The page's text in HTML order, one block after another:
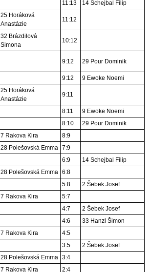
11:13 14 Schejbal Filip
25 Horáková
Anastázie
11:12
32 Brázdilová
Simona
10:12
9:12 29 Pour Dominik
9:12 9 Ewoke Noemi
25 Horáková
Anastázie
9:11
8:11
9 Ewoke Noemi
8:10
29 Pour Dominik
7 Rakova Kira
8:9
28 Polešovská Emma
7:9
6:9
14 Schejbal Filip
28 Polešovská Emma
6:8
5:8
2 Šebek Josef
7 Rakova Kira
5:7
4:7
2 Šebek Josef
4:6
33 Hanzl Šimon
7 Rakova Kira
4:5
3:5
2 Šebek Josef
28 Polešovská Emma
3:4
7 Rakova Kira 2:4